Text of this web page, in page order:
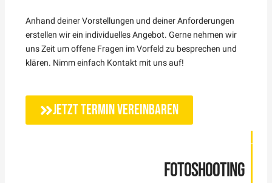
Anhand deiner Vorstellungen und deiner Anforderungen
erstellen wir ein individuelles Angebot. Gerne nehmen wir
uns Zeit um offene Fragen im Vorfeld zu besprechen und
klären. Nimm einfach Kontakt mit uns auf!
Jetzt Termin vereinbaren
FOTOSHOOTING